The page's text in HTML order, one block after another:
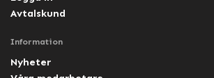
Avtalskund
Information
Nyheter